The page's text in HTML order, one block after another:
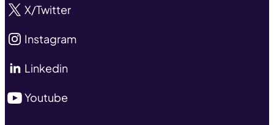
X/Twitter
Instagram
Linkedin
Youtube